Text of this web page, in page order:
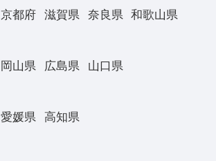
京都府 滋賀県 奈良県 和歌山県
岡山県 広島県 山口県
愛媛県 高知県